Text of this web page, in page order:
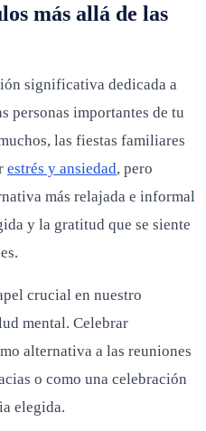
más allá de las
significativa dedicada a
personas importantes de tu
las fiestas familiares
estrés y ansiedad, pero
más relajada e informal
y la gratitud que se siente
crucial en nuestro
mental. Celebrar
alternativa a las reuniones
o como una celebración
elegida.